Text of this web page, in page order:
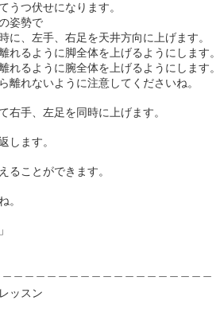
うつ伏せになります。
姿勢で
に、左手、右足を天井方向に上げます。
れるように脚全体を上げるようにします。
れるように腕全体を上げるようにします。
離れないように注意してくださいね。
右手、左足を同時に上げます。
します。
ることができます。
。
ッスン